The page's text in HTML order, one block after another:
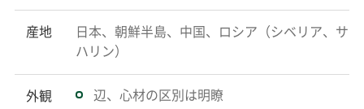
産地
日本、朝鮮半島、中国、ロシア（シベリア、サ
ハリン）
外観
辺、心材の区別は明瞭